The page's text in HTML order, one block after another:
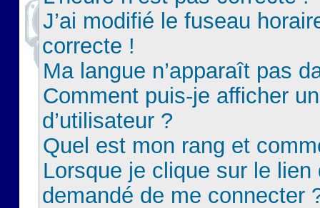
J’ai modifié le fuseau
correcte !
Ma langue n’apparaît pas
Comment puis-je afficher
d’utilisateur ?
Quel est mon rang et
Lorsque je clique sur le lien
demandé de me connecter